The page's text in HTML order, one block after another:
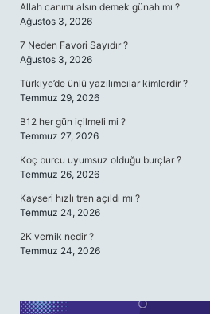
Allah canımı alsın demek günah mı ?
Ağustos 3, 2026
7 Neden Favori Sayıdır ?
Ağustos 3, 2026
Türkiye’de ünlü yazılımcılar kimlerdir ?
Temmuz 29, 2026
B12 her gün içilmeli mi ?
Temmuz 27, 2026
Koç burcu uyumsuz olduğu burçlar ?
Temmuz 26, 2026
Kayseri hızlı tren açıldı mı ?
Temmuz 24, 2026
2K vernik nedir ?
Temmuz 24, 2026